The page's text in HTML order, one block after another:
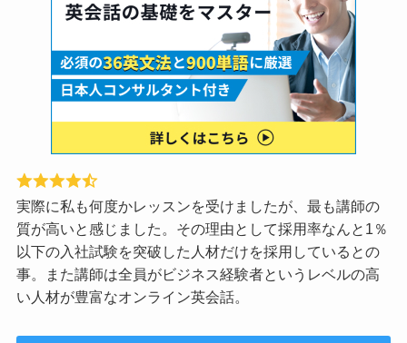
実際に私も何度かレッスンを受けましたが、最も講師の
質が高いと感じました。その理由として採用率なんと1％
以下の入社試験を突破した人材だけを採用しているとの
事。また講師は全員がビジネス経験者というレベルの高
い人材が豊富なオンライン英会話。